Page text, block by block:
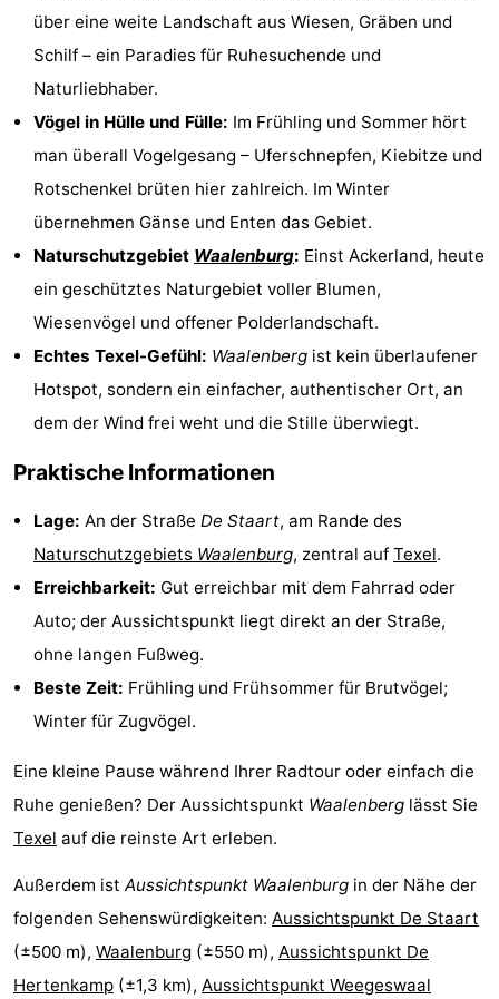
Holland
Land
Zeezicht
Strandhuys
Strandplevier
Campingplätze
Ferienhäuser
Eibernest
Hoogelandt
Beach
Park
Texel
Buytenveldt
De
Krim
-
EuroParcs
Texel
Kustpark
Texel
-
Sluftervallei
Strandhuys
-
Villapark
Residentie
Texel
Villapark
Vogelmient
Hotels
Zimmer
(mit
Frühstück)
Lastminutes
Strand
Sehen
über eine weite Landschaft aus Wiesen, Gräben und
Schilf – ein Paradies für Ruhesuchende und
Naturliebhaber.
Vögel in Hülle und Fülle: Im Frühling und Sommer hört
man überall Vogelgesang – Uferschnepfen, Kiebitze und
Rotschenkel brüten hier zahlreich. Im Winter
übernehmen Gänse und Enten das Gebiet.
Naturschutzgebiet Waalenburg: Einst Ackerland, heute
ein geschütztes Naturgebiet voller Blumen,
Wiesenvögel und offener Polderlandschaft.
Echtes Texel-Gefühl: Waalenberg ist kein überlaufener
Hotspot, sondern ein einfacher, authentischer Ort, an
dem der Wind frei weht und die Stille überwiegt.
Praktische Informationen
Lage: An der Straße De Staart, am Rande des
Naturschutzgebiets Waalenburg, zentral auf Texel.
Erreichbarkeit: Gut erreichbar mit dem Fahrrad oder
Auto; der Aussichtspunkt liegt direkt an der Straße,
ohne langen Fußweg.
Beste Zeit: Frühling und Frühsommer für Brutvögel;
Winter für Zugvögel.
Eine kleine Pause während Ihrer Radtour oder einfach die
Ruhe genießen? Der Aussichtspunkt Waalenberg lässt Sie
Texel auf die reinste Art erleben.
Außerdem ist Aussichtspunkt Waalenburg in der Nähe der
folgenden Sehenswürdigkeiten: Aussichtspunkt De Staart
(±500 m), Waalenburg (±550 m), Aussichtspunkt De
Hertenkamp (±1,3 km), Aussichtspunkt Weegeswaal